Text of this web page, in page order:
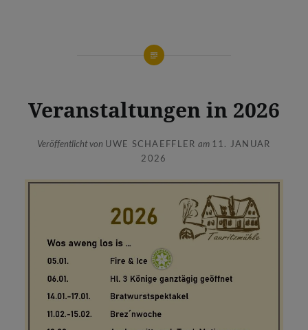
Veranstaltungen in 2026
Veröffentlicht von UWE SCHAEFFLER am 11. JANUAR
2026